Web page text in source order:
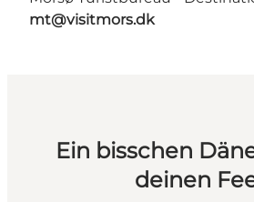
mt@visitmors.dk
Ein bisschen
deinen